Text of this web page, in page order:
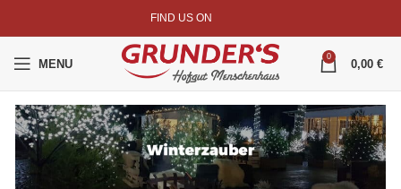
FIND US ON
MENU
0
0,00 €